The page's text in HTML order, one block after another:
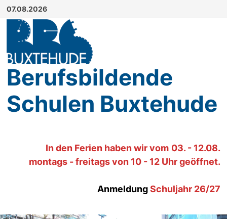
Zum
Inhalt
springen
07.08.2026
Berufsbildende
Schulen Buxtehude
In den Ferien haben wirvom 03. - 12.08.
montags - freitags von 10 - 12 Uhr geöffnet.
AnmeldungSchuljahr 26/27